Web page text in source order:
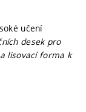
učení
desek pro
lisovací forma k